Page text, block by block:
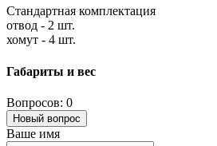
Стандартная комплектация
отвод - 2 шт.
хомут - 4 шт.
Габариты и вес
Вопросов: 0
Новый вопрос
Ваше имя